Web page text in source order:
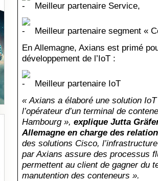
Meilleur partenaire Service,
Meilleur partenaire segment «
En Allemagne, Axians est primé
développement de l’IoT :
Meilleur partenaire IoT
« Axians a élaboré une solution
l’opérateur d’un terminal de
Hambourg », explique Jutta
Allemagne en charge des
des solutions Cisco,
par Axians assure des processus
permettent au client de gagner du
manutention des conteneurs ».